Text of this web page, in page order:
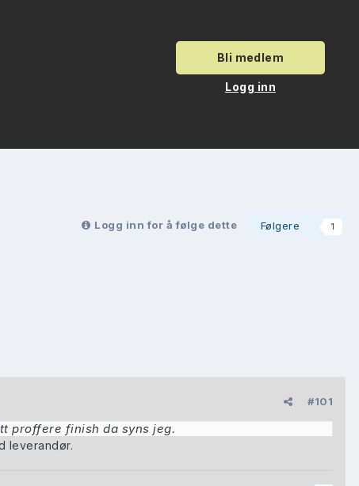
Bli medlem
Logg inn
Logg inn for å følge dette Følgere 1
#101
proffere finish da syns jeg.
leverandør.